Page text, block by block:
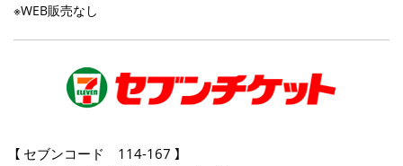
※WEB販売なし
【 セブンコード 114-167 】